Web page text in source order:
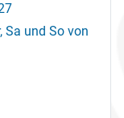
Sa und So von